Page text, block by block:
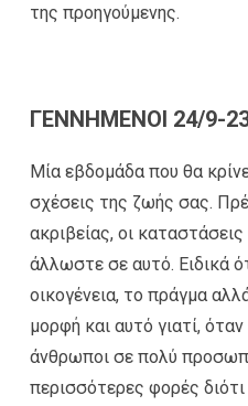
της προηγούμενης.
ΓΕΝΝΗΜΕΝΟΙ 24/9-
Μία εβδομάδα που θα
σχέσεις της ζωής σας.
ακριβείας, οι
άλλωστε σε αυτό. Ειδικά
οικογένεια, το πράγμα
μορφή και αυτό γιατί,
άνθρωποι σε πολύ
περισσότερες φορές